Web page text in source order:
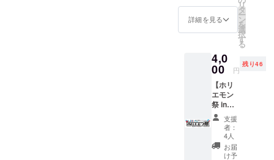
行委員
によ
る、心
のこ
た、手
書きの
お礼状
を送り
ます。
詳細を見る
リ
タ
ー
ン
を
選
択
す
る
4,0
00 円
残り46
【ホリ
エモン
祭 in
Cebu実
行委員
メン
バーか
らお手
支援
者：
4人
お届
け予